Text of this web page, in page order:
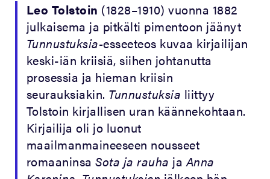
Leo Tolstoin (1828–1910) vuonna 1882
julkaisema ja pitkälti pimentoon jäänyt
Tunnustuksia-esseeteos kuvaa kirjailijan
keski-iän kriisiä, siihen johtanutta
prosessia ja hieman kriisin
seurauksiakin. Tunnustuksia liittyy
Tolstoin kirjallisen uran käännekohtaan.
Kirjailija oli jo luonut
maailmanmaineeseen nousseet
romaaninsaSota ja rauha jaAnna